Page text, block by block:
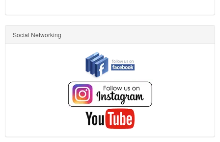
Social Networking